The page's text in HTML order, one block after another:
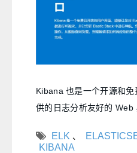
Kibana 也是一个开源和
供的日志分析友好的 Web
ELK 、
KIBANA